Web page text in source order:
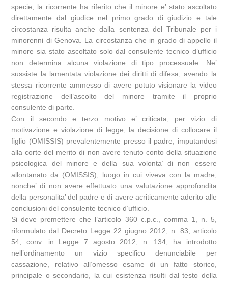
specie, la ricorrente ha riferito che il minore e’ stato ascoltato
direttamente dal giudice nel primo grado di giudizio e tale
circostanza risulta anche dalla sentenza del Tribunale per i
minorenni di Genova. La circostanza che in grado di appello il
minore sia stato ascoltato solo dal consulente tecnico d’ufficio
non determina alcuna violazione di tipo processuale. Ne’
sussiste la lamentata violazione dei diritti di difesa, avendo la
stessa ricorrente ammesso di avere potuto visionare la video
registrazione dell’ascolto del minore tramite il proprio
consulente di parte.
Con il secondo e terzo motivo e’ criticata, per vizio di
motivazione e violazione di legge, la decisione di collocare il
figlio (OMISSIS) prevalentemente presso il padre, imputandosi
alla corte del merito di non avere tenuto conto della situazione
psicologica del minore e della sua volonta’ di non essere
allontanato da (OMISSIS), luogo in cui viveva con la madre;
nonche’ di non avere effettuato una valutazione approfondita
della personalita’ del padre e di avere acriticamente aderito alle
conclusioni del consulente tecnico d’ufficio.
Si deve premettere che l’articolo 360 c.p.c., comma 1, n. 5,
riformulato dal Decreto Legge 22 giugno 2012, n. 83, articolo
54, conv. in Legge 7 agosto 2012, n. 134, ha introdotto
nell’ordinamento un vizio specifico denunciabile per
cassazione, relativo all’omesso esame di un fatto storico,
principale o secondario, la cui esistenza risulti dal testo della